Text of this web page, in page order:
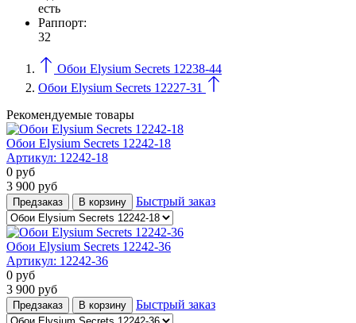
есть
Раппорт:
32
Обои Elysium Secrets 12238-44
Обои Elysium Secrets 12227-31
Рекомендуемые товары
Обои Elysium Secrets 12242-18
Артикул: 12242-18
0 руб
3 900 руб
Предзаказ В корзину Быстрый заказ
Обои Elysium Secrets 12242-36
Артикул: 12242-36
0 руб
3 900 руб
Предзаказ В корзину Быстрый заказ